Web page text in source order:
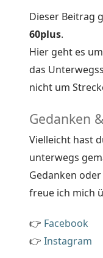
Dieser Beitrag
60plus.
Hier geht es
das
nicht um
Gedanken
Vielleicht hast
unterwegs
Gedanken
freue ich mich
👉 Facebook
👉 Instagram